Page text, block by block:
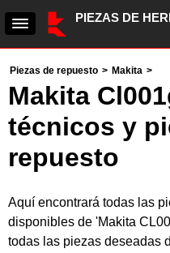
PIEZAS DE
Piezas de repuesto > Makita >
Makita
técnicos y
repuesto
Aquí encontrará todas las
disponibles de 'Makita
todas las piezas deseadas